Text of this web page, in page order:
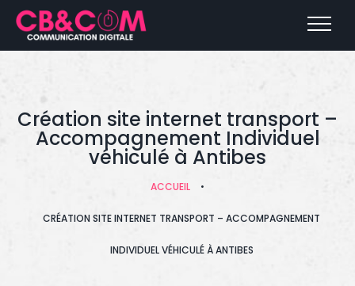
Création site internet transport –
Accompagnement Individuel
véhiculé à Antibes
ACCUEIL •
CRÉATION SITE INTERNET TRANSPORT – ACCOMPAGNEMENT
INDIVIDUEL VÉHICULÉ À ANTIBES